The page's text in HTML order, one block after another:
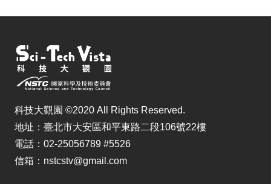
科技大觀園 ©2020 All Rights Reserved.
地址：臺北市大安區和平東路二段106號22樓
電話：02-25056789 #5526
信箱：nstcstv@gmail.com